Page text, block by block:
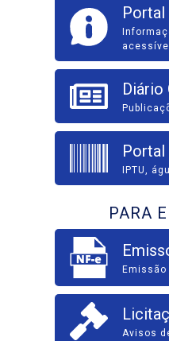
Portal
Diário
Portal
IPTU,
PARA
Emissão
Avisos